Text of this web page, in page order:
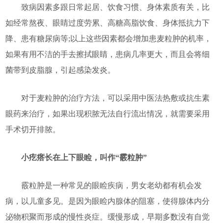
致病因素多跟日常起居、饮食习惯、身体素质有关，比
如经常熬夜、眼睛过度劳累、高糖高脂饮食、身体抵抗力下
降、患有糖尿病等;以上这些因素都会增加患麦粒肿的机率，
如果有用不洁的手去擦拭眼睛，患病几率更大，而且会将细
菌带到皮脂腺，引起感染发炎。
对于麦粒肿的治疗方法，可以采用中医法热敷或抗生素
眼药来治疗，如果出现积脓无法自行流出情况，就需要采用
手术切开排脓。
小疙瘩长在上下眼睑，叫作“霰粒肿”
霰粒肿是一种常见的眼睑疾病，男女老幼都有机会发
病，以儿童多见。是因为眼睑内腺体的阻塞，使得腺体内分
泌物积聚而形成的慢性炎症。缓慢形成，早期多数没有自觉